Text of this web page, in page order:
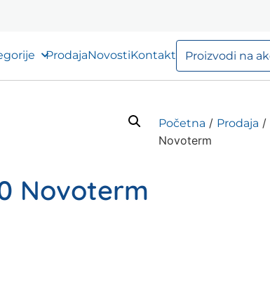
ProdajaNovostiKontakt Proizvodi na
Početna / Prodaja /
Novoterm
Novoterm